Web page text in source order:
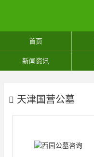
首页
新闻资讯
天津国营公墓